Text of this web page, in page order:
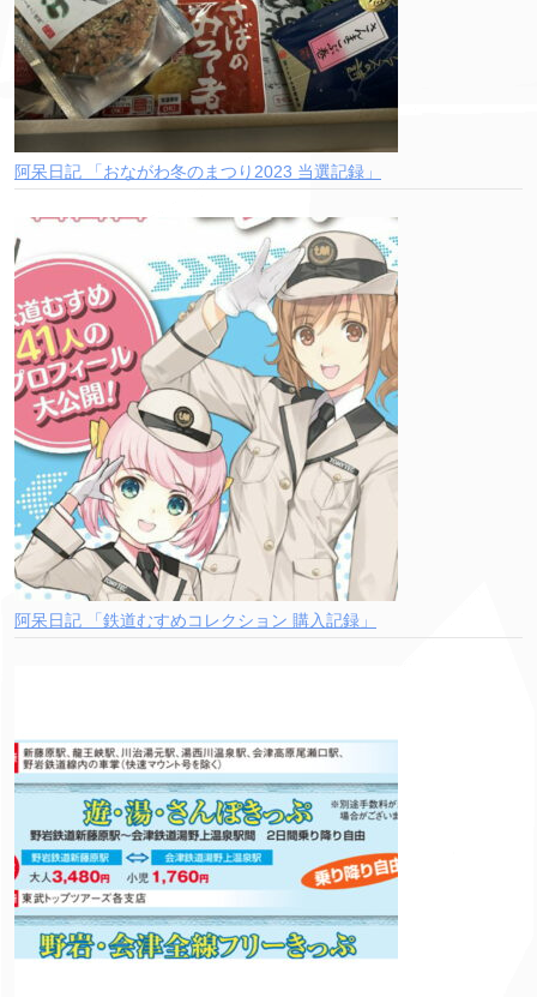
阿呆日記 「おながわ冬のまつり2023 当選記録」
阿呆日記 「鉄道むすめコレクション 購入記録」